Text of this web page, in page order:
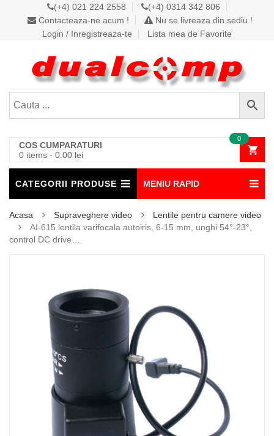
(+4) 021 224 2558
(+4) 0314 342 806
Contacteaza-ne acum !
Nu se livreaza din sediu !
Login / Inregistreaza-te
Lista mea de Favorite
COS CUMPARATURI
0 items - 0.00 lei
0
CATEGORII PRODUSE MENIU RAPID
Acasa Supraveghere video
Lentile pentru camere video
AI-615 lentila varifocala autoiris, 6-15 mm, unghi 54°-23°,
control DC drive…